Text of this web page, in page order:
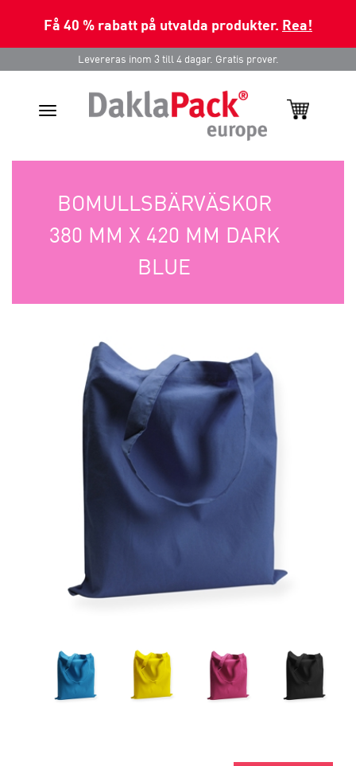
Få 40 % rabatt på utvalda produkter. Rea!
Levereras inom 3 till 4 dagar. Gratis prover.
Toggle
BOMULLSBÄRVÄSKOR
380 MM X 420 MM DARK
BLUE